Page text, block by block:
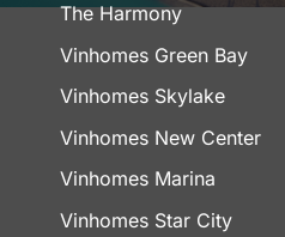
The Harmony
Vinhomes Green Bay
Vinhomes Skylake
Vinhomes New Center
Vinhomes Marina
Vinhomes Star City